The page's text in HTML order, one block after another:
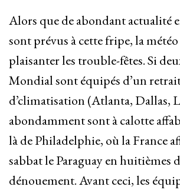
Alors que de abondant actualité
sont prévus à cette fripe, la
plaisanter les trouble-fêtes. Si
Mondial sont équipés d’un
d’climatisation (Atlanta, Dallas,
abondamment sont à calotte
là de Philadelphie, où la France
sabbat le Paraguay en huitièmes
dénouement. Avant ceci, les